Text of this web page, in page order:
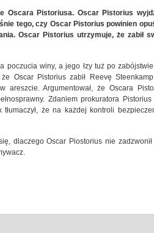
Oscara Pistoriusa. Oscar Pistorius
tego, czy Oscar Pistorius powinien
Oscar Pistorius utrzymuje, że zabił
poczucia winy, a jego łzy tuż po
Oscar Pistorius zabił Reevę
areszcie. Argumentował, że Oscara
Zdaniem prokuratora Pistorius
że na każdej kontroli
dlaczego Oscar Piostorius nie